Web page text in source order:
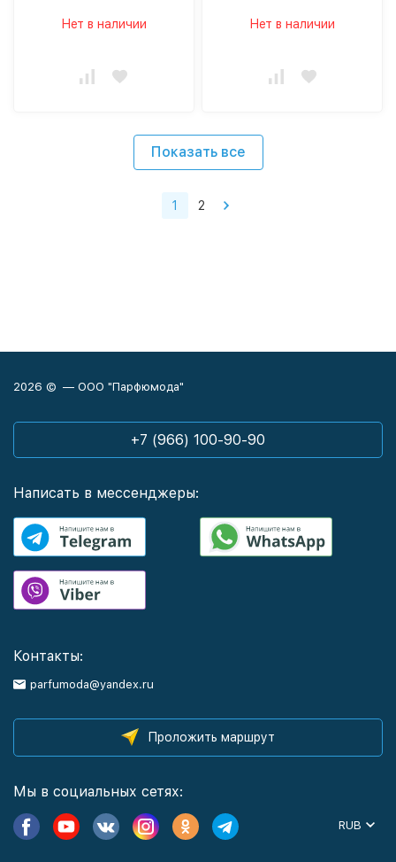
Нет в наличии Нет в наличии
Показать все
1 2
2026 © — ООО "Парфюмода"
+7 (966) 100-90-90
Написать в мессенджеры:
Контакты:
parfumoda@yandex.ru
Проложить маршрут
Мы в социальных сетях:
RUB